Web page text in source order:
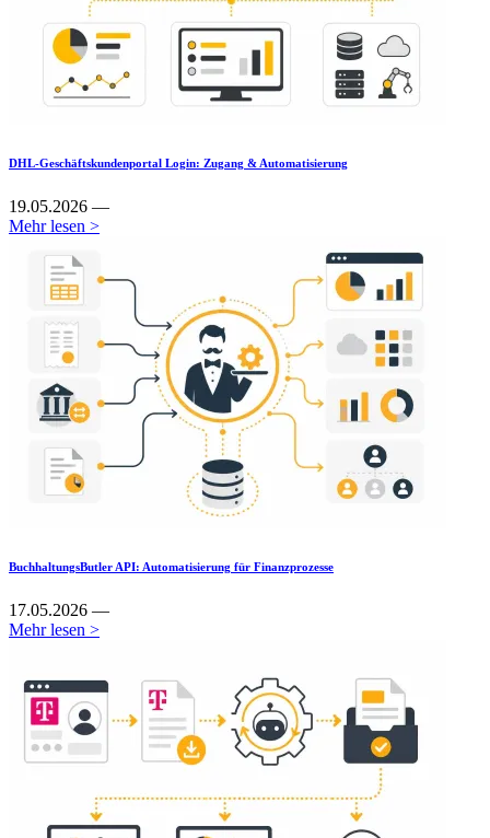
DHL-Geschäftskundenportal Login: Zugang & Automatisierung
19.05.2026 —
Mehr lesen >
BuchhaltungsButler API: Automatisierung für Finanzprozesse
17.05.2026 —
Mehr lesen >